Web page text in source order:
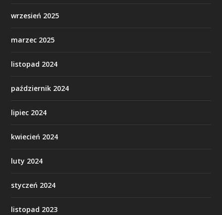
wrzesień 2025
marzec 2025
listopad 2024
październik 2024
lipiec 2024
kwiecień 2024
luty 2024
styczeń 2024
listopad 2023